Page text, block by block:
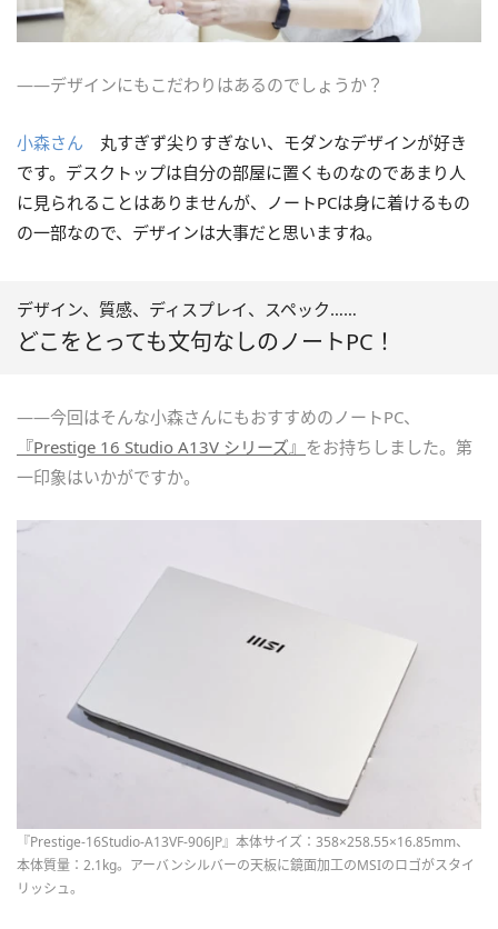
――デザインにもこだわりはあるのでしょうか？
小森さん
丸すぎず尖りすぎない、モダンなデザインが好き
です。デスクトップは自分の部屋に置くものなのであまり人
に見られることはありませんが、ノートPCは身に着けるもの
の一部なので、デザインは大事だと思いますね。
デザイン、質感、ディスプレイ、スペック……
どこをとっても文句なしのノートPC！
――今回はそんな小森さんにもおすすめのノートPC、
『Prestige 16 Studio A13V シリーズ』 をお持ちしました。第
一印象はいかがですか。
『Prestige-16Studio-A13VF-906JP』本体サイズ：358×258.55×16.85mm、
本体質量：2.1kg。アーバンシルバーの天板に鏡面加工のMSIのロゴがスタイ
リッシュ。